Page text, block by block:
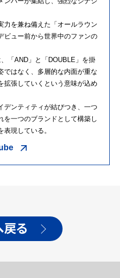
力を兼ね備えた「オールラウン
ビュー前から世界中のファンの
「AND」と「DOUBLE」を掛
ではなく、多層的な内面が重な
拡張していくという意味が込め
デンティティが結びつき、一つ
を一つのブランドとして構築し
現している。
る